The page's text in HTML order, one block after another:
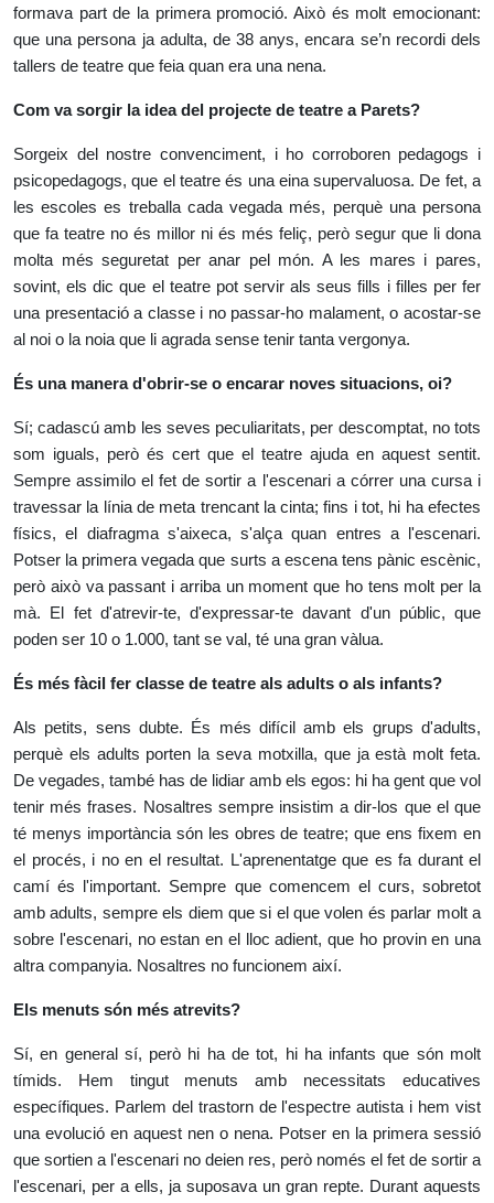
formava part de la primera promoció. Això és molt emocionant:
que una persona ja adulta, de 38 anys, encara se’n recordi dels
tallers de teatre que feia quan era una nena.
Com va sorgir la idea del projecte de teatre a Parets?
Sorgeix del nostre convenciment, i ho corroboren pedagogs i
psicopedagogs, que el teatre és una eina supervaluosa. De fet, a
les escoles es treballa cada vegada més, perquè una persona
que fa teatre no és millor ni és més feliç, però segur que li dona
molta més seguretat per anar pel món. A les mares i pares,
sovint, els dic que el teatre pot servir als seus fills i filles per fer
una presentació a classe i no passar-ho malament, o acostar-se
al noi o la noia que li agrada sense tenir tanta vergonya.
És una manera d'obrir-se o encarar noves situacions, oi?
Sí; cadascú amb les seves peculiaritats, per descomptat, no tots
som iguals, però és cert que el teatre ajuda en aquest sentit.
Sempre assimilo el fet de sortir a l'escenari a córrer una cursa i
travessar la línia de meta trencant la cinta; fins i tot, hi ha efectes
físics, el diafragma s'aixeca, s'alça quan entres a l'escenari.
Potser la primera vegada que surts a escena tens pànic escènic,
però això va passant i arriba un moment que ho tens molt per la
mà. El fet d'atrevir-te, d'expressar-te davant d'un públic, que
poden ser 10 o 1.000, tant se val, té una gran vàlua.
És més fàcil fer classe de teatre als adults o als infants?
Als petits, sens dubte. És més difícil amb els grups d'adults,
perquè els adults porten la seva motxilla, que ja està molt feta.
De vegades, també has de lidiar amb els egos: hi ha gent que vol
tenir més frases. Nosaltres sempre insistim a dir-los que el que
té menys importància són les obres de teatre; que ens fixem en
el procés, i no en el resultat. L'aprenentatge que es fa durant el
camí és l'important. Sempre que comencem el curs, sobretot
amb adults, sempre els diem que si el que volen és parlar molt a
sobre l'escenari, no estan en el lloc adient, que ho provin en una
altra companyia. Nosaltres no funcionem així.
Els menuts són més atrevits?
Sí, en general sí, però hi ha de tot, hi ha infants que són molt
tímids. Hem tingut menuts amb necessitats educatives
específiques. Parlem del trastorn de l'espectre autista i hem vist
una evolució en aquest nen o nena. Potser en la primera sessió
que sortien a l'escenari no deien res, però només el fet de sortir a
l'escenari, per a ells, ja suposava un gran repte. Durant aquests